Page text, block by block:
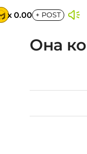
x 0.00 + POST
Она